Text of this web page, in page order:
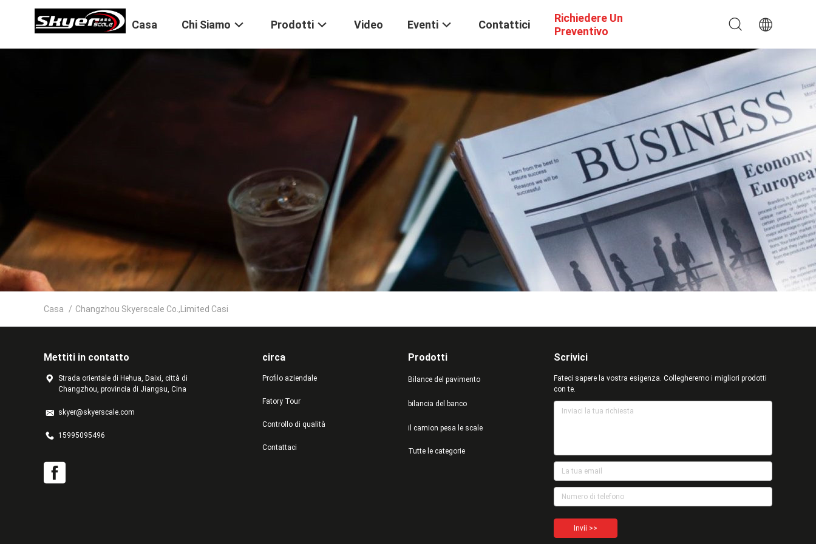
Casa Chi Siamo Prodotti Video Eventi Contattici
Richiedere Un
Preventivo
Casa / Changzhou Skyerscale Co.,Limited Casi
Mettiti in contatto
Strada orientale di Hehua, Daixi, città di
Changzhou, provincia di Jiangsu, Cina
skyer@skyerscale.com
15995095496
circa
Profilo aziendale
Fatory Tour
Controllo di qualità
Contattaci
Prodotti
Bilance del pavimento
bilancia del banco
il camion pesa le scale
Tutte le categorie
Scrivici
Fateci sapere la vostra esigenza. Collegheremo i migliori prodotti
con te.
Invii >>